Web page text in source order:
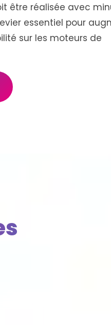
être réalisée avec
essentiel pour
sur les moteurs de